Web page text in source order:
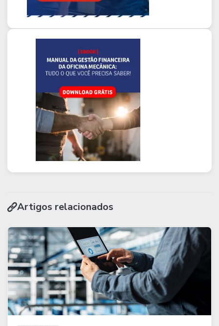
Artigos relacionados